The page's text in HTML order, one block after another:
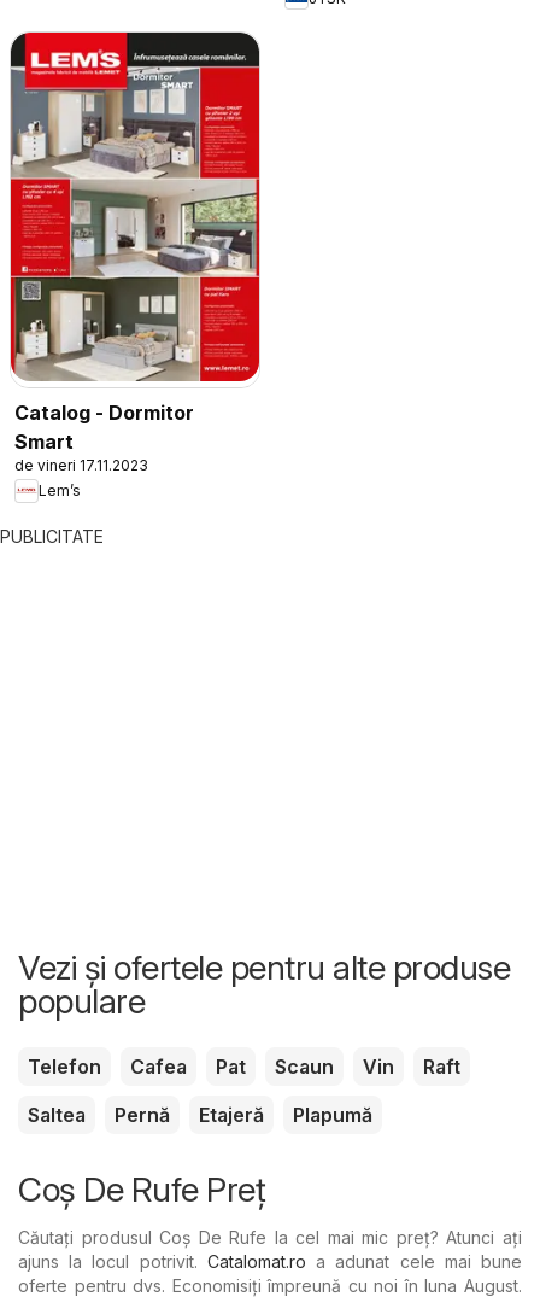
Catalog - Dormitor
Smart
de vineri 17.11.2023
Lem’s
PUBLICITATE
Vezi și ofertele pentru alte produse
populare
Telefon Cafea Pat Scaun Vin
Raft
Saltea
Pernă Etajeră Plapumă
Coș De Rufe Preț
Căutați produsul Coș De Rufe la cel mai mic preț? Atunci ați
ajuns la locul potrivit. Catalomat.ro a adunat cele mai bune
oferte pentru dvs. Economisiți împreună cu noi în luna August.